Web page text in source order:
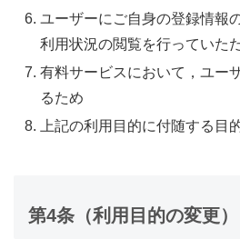
ユーザーにご自身の登録情報
利用状況の閲覧を行っていた
有料サービスにおいて，ユー
るため
上記の利用目的に付随する目
第4条（利用目的の変更）